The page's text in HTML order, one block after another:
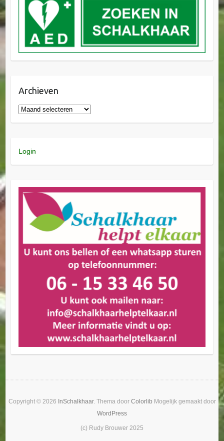
Archieven
Login
Copyright © 2026 InSchalkhaar. Thema door Colorlib Mogelijk gemaakt door
WordPress
(c) Rudy Brouwer 2025